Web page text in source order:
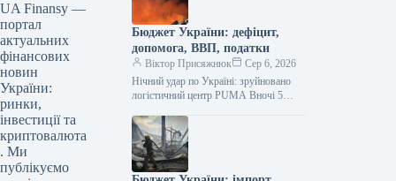
UA Finansy —
портал
актуальних
фінансових
новин
України:
ринки,
інвестиції та
криптовалюта
. Ми
публікуємо
Бюджет України: дефіцит,
допомога, ВВП, податки
Віктор Присяжнюк
Сер 6, 2026
Нічний удар по Україні: зруйновано
логістичний центр PUMA Вночі 5
атаки, було повністю знищено
логістичний…